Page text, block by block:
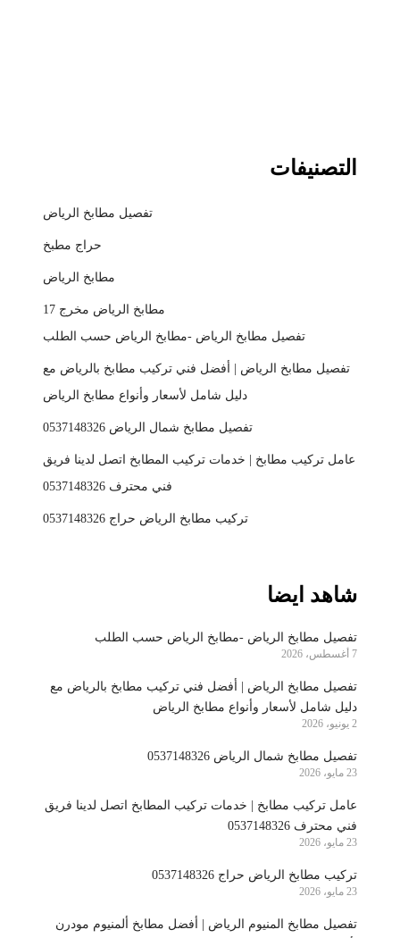
التصنيفات
تفصيل مطابخ الرياض
حراج مطبخ
مطابخ الرياض
مطابخ الرياض مخرج 17
تفصيل مطابخ الرياض -مطابخ الرياض حسب الطلب
تفصيل مطابخ الرياض | أفضل فني تركيب مطابخ بالرياض مع
دليل شامل لأسعار وأنواع مطابخ الرياض
تفصيل مطابخ شمال الرياض 0537148326
عامل تركيب مطابخ | خدمات تركيب المطابخ اتصل لدينا فريق
فني محترف 0537148326
تركيب مطابخ الرياض حراج 0537148326
شاهد ايضا
تفصيل مطابخ الرياض -مطابخ الرياض حسب الطلب
7 أغسطس، 2026
تفصيل مطابخ الرياض | أفضل فني تركيب مطابخ بالرياض مع
دليل شامل لأسعار وأنواع مطابخ الرياض
2 يونيو، 2026
تفصيل مطابخ شمال الرياض 0537148326
23 مايو، 2026
عامل تركيب مطابخ | خدمات تركيب المطابخ اتصل لدينا فريق
فني محترف 0537148326
23 مايو، 2026
تركيب مطابخ الرياض حراج 0537148326
23 مايو، 2026
تفصيل مطابخ المنيوم الرياض | أفضل مطابخ ألمنيوم مودرن